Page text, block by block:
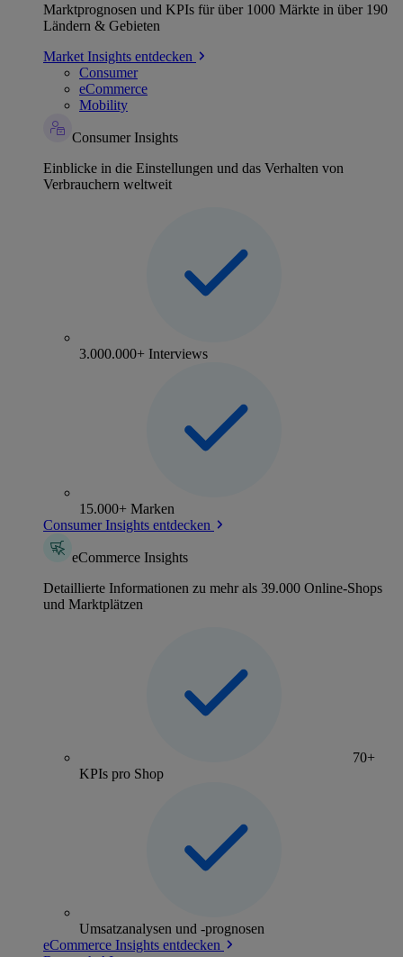
Marktprognosen und KPIs für über 1000 Märkte in über 190
Ländern & Gebieten
Market Insights entdecken
Consumer
eCommerce
Mobility
Consumer Insights
Einblicke in die Einstellungen und das Verhalten von
Verbrauchern weltweit
3.000.000+ Interviews
15.000+ Marken
Consumer Insights entdecken
eCommerce Insights
Detaillierte Informationen zu mehr als 39.000 Online-Shops
und Marktplätzen
70+
KPIs pro Shop
Umsatzanalysen und -prognosen
eCommerce Insights entdecken